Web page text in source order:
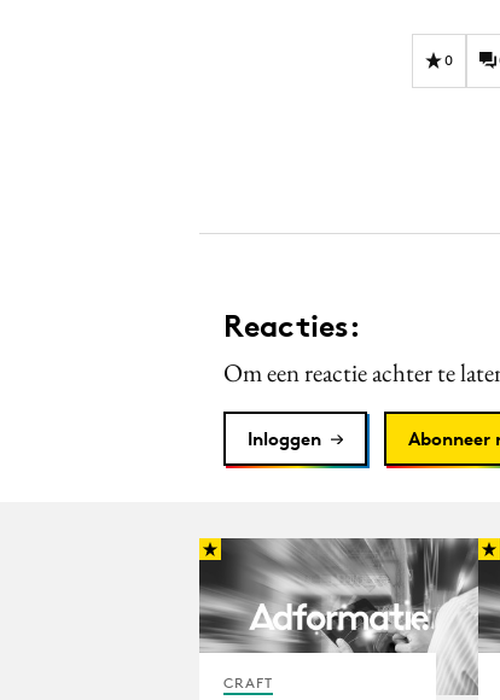
0
Reacties:
Om een reactie achter te
Inloggen Abonneer
CRAFT